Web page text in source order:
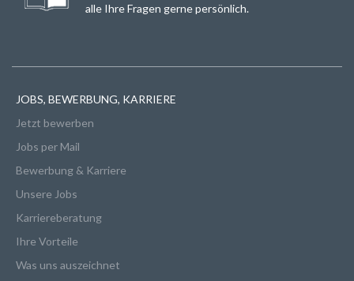
alle Ihre Fragen gerne persönlich.
JOBS, BEWERBUNG, KARRIERE
Jetzt bewerben
Jobs per Mail
Bewerbung & Karriere
Unsere Jobs
Karriereberatung
Ihre Vorteile
Was uns auszeichnet